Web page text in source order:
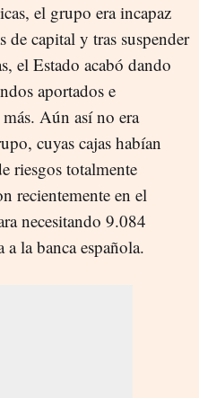
el grupo era incapaz
de capital y tras suspender
el Estado acabó dando
aportados e
Aún así no era
cuyas cajas habían
riesgos totalmente
recientemente en el
necesitando 9.084
la banca española.